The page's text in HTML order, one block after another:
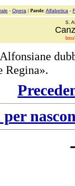
- Opera | Parole: Alfabetica -
S.
Regina».